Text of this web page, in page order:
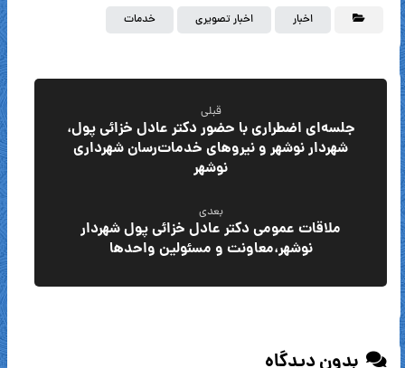
اخبار اخبار تصویری خدمات
قبلی
جلسه‌ای اضطراری با حضور دکتر عادل خزائی پول،
شهردار نوشهر و نیروهای خدمات‌رسان شهرداری
نوشهر
بعدی
ملاقات عمومی دکتر عادل خزائی پول شهردار
نوشهر،معاونت و مسئولین واحدها